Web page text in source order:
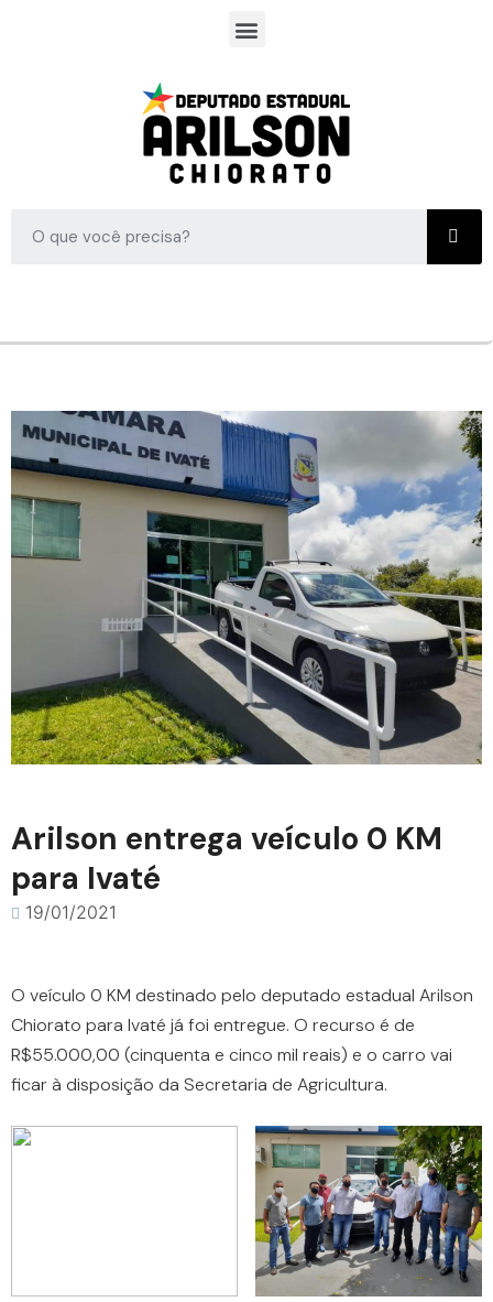
Arilson entrega veículo 0 KM
para Ivaté
19/01/2021
O veículo 0 KM destinado pelo deputado estadual Arilson
Chiorato para Ivaté já foi entregue. O recurso é de
R$55.000,00 (cinquenta e cinco mil reais) e o carro vai
ficar à disposição da Secretaria de Agricultura.